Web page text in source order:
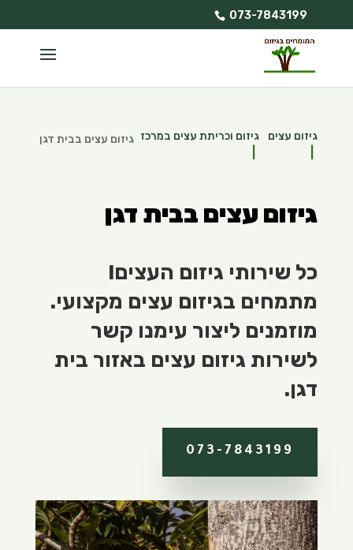
073-7843199
גיזום עצים גיזום וכריתת עצים במרכז גיזום עצים בבית דגן
גיזום עצים בבית דגן
כל שירותי גיזום העצים!
מתמחים בגיזום עצים מקצועי.
מוזמנים ליצור עימנו קשר
לשירות גיזום עצים באזור בית
דגן.
073-7843199